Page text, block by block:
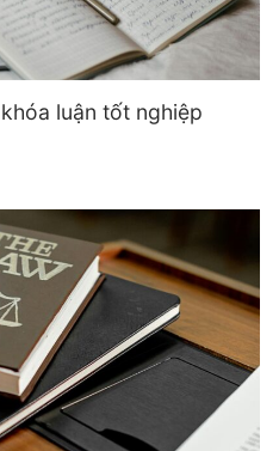
luận tốt nghiệp